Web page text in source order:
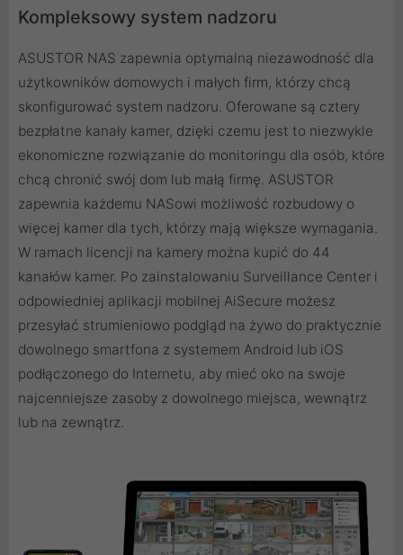
Kompleksowy system nadzoru
ASUSTOR NAS zapewnia optymalną niezawodność dla
użytkowników domowych i małych firm, którzy chcą
skonfigurować system nadzoru. Oferowane są cztery
bezpłatne kanały kamer, dzięki czemu jest to niezwykle
ekonomiczne rozwiązanie do monitoringu dla osób, które
chcą chronić swój dom lub małą firmę. ASUSTOR
zapewnia każdemu NASowi możliwość rozbudowy o
więcej kamer dla tych, którzy mają większe wymagania.
W ramach licencji na kamery można kupić do 44
kanałów kamer. Po zainstalowaniu Surveillance Center i
odpowiedniej aplikacji mobilnej AiSecure możesz
przesyłać strumieniowo podgląd na żywo do praktycznie
dowolnego smartfona z systemem Android lub iOS
podłączonego do Internetu, aby mieć oko na swoje
najcenniejsze zasoby z dowolnego miejsca, wewnątrz
lub na zewnątrz.